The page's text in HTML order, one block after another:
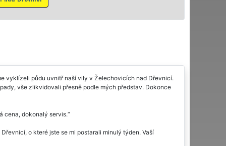
vyklízeli půdu uvnitř naší vily v Želechovicích nad Dřevnicí.
vše zlikvidovali přesně podle mých představ. Dokonce
cena, dokonalý servis.
o které jste se mi postarali minulý týden. Vaší